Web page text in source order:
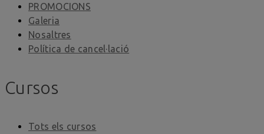
PROMOCIONS
Galeria
Nosaltres
Política de cancel·lació
Cursos
Tots els cursos